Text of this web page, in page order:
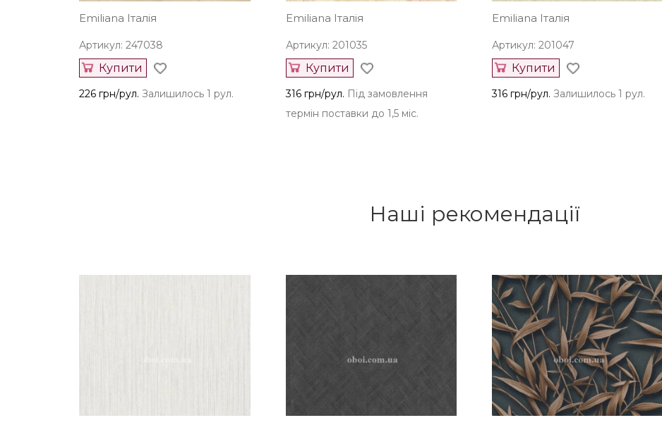
Emiliana Італія
Артикул: 247038
Купити
226 грн/рул. Залишилось 1 рул.
Emiliana Італія
Артикул: 201035
Купити
316 грн/рул. Під замовлення
термін поставки до 1,5 міс.
Emiliana Італія
Артикул: 201047
Купити
316 грн/рул. Залишилось 1 рул.
Наші рекомендації